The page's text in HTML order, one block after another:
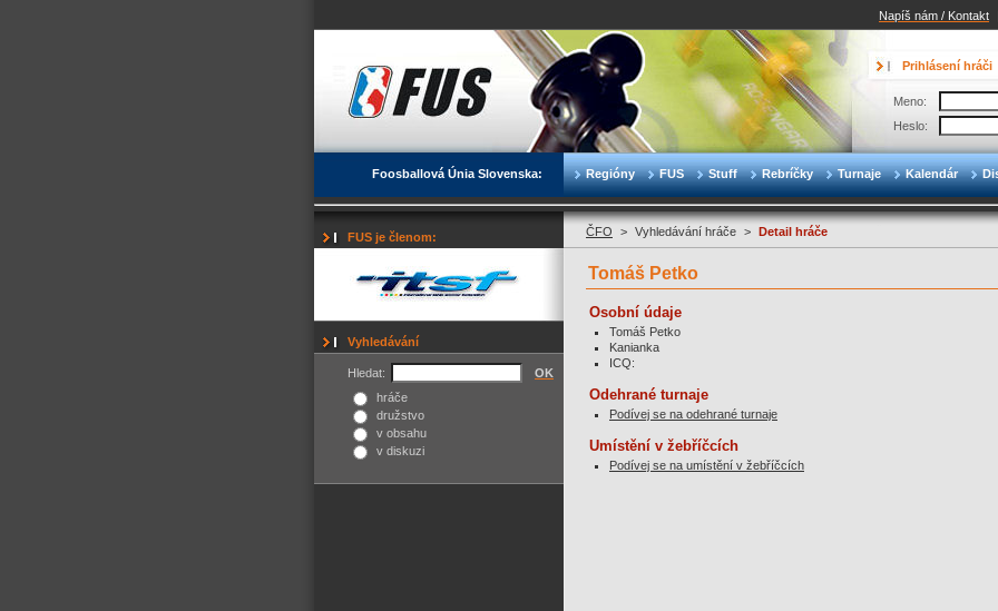
Napíš nám / Kontakt
Foosballová Únia Slovenska: Regióny FUS Stuff Rebríčky Turnaje Kalendár
Prihlásení hráči
Meno:
Heslo:
FUS je členom:
Vyhledávání
Hledat:
OK
hráče
družstvo
v obsahu
v diskuzi
ČFO > Vyhledávání hráče > Detail hráče
Tomáš Petko
Osobní údaje
Tomáš Petko
Kanianka
ICQ:
Odehrané turnaje
Podívej se na odehrané turnaje
Umístění v žebříčcích
Podívej se na umístění v žebříčcích